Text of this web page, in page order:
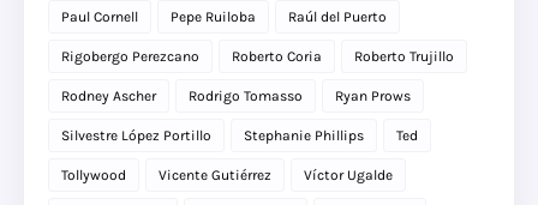
Paul Cornell Pepe Ruiloba Raúl del Puerto
Rigobergo Perezcano Roberto Coria Roberto Trujillo
Rodney Ascher Rodrigo Tomasso Ryan Prows
Silvestre López Portillo Stephanie Phillips Ted
Tollywood Vicente Gutiérrez Víctor Ugalde